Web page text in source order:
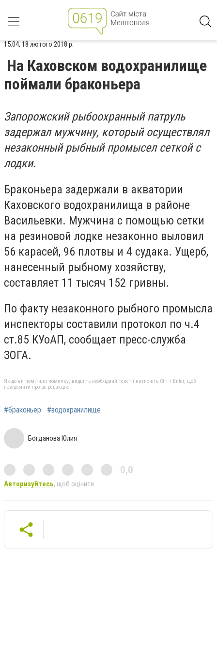
15:04, 18 лютого 2018 р.
На Каховском водохранилище
поймали браконьера
Запорожский рыбоохранный патруль
задержал мужчину, который осуществлял
незаконный рыбный промысел сеткой с
лодки.
Браконьера задержали в акватории
Каховского водохранилища в районе
Васильевки. Мужчина с помощью сетки
на резиновой лодке незаконно выловил
56 карасей, 96 плотвы и 4 судака. Ущерб,
нанесенный рыбному хозяйству,
составляет 11 тысяч 152 гривны.
По факту незаконного рыбного промысла
инспекторы составили протокол по ч.4
ст.85 КУоАП, сообщает пресс-служба
ЗОГА.
Якщо ви помітили помилку, виділіть необхідний текст і натисніть Ctrl + Enter, щоб
повідомити про це редакцію
#браконьер #водохранилище
Богданова Юлия
0,0
Авторизуйтесь, щоб оцінити